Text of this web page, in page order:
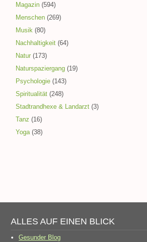
Magazin (594)
Menschen (269)
Musik (80)
Nachhaltigkeit (64)
Natur (173)
Naturspaziergang (19)
Psychologie (143)
Spiritualität (248)
Stadtrandhexe & Landarzt (3)
Tanz (16)
Yoga(38)
ALLES AUF EINEN BLICK
Gesunder Blog